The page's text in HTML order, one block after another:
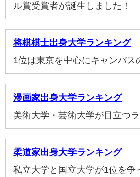
ル賞受賞者が誕生しました！
将棋棋士出身大学ランキング
1位は東京を中心にキャンパス
漫画家出身大学ランキング
美術大学・芸術大学が目立つ
柔道家出身大学ランキング
私立大学と国立大学が1位を争